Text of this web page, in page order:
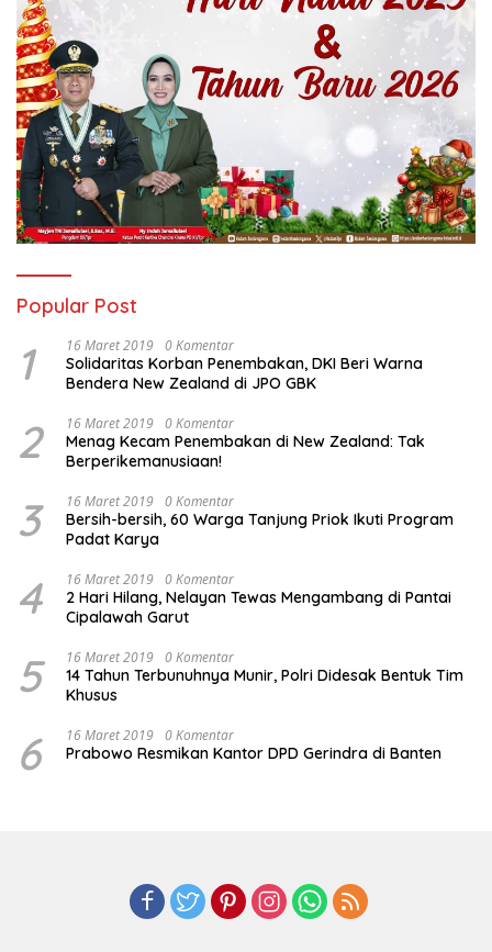
Popular Post
1 16 Maret 2019 0 Komentar
Solidaritas Korban Penembakan, DKI Beri Warna
Bendera New Zealand di JPO GBK
2 16 Maret 2019 0 Komentar
Menag Kecam Penembakan di New Zealand: Tak
Berperikemanusiaan!
3 16 Maret 2019 0 Komentar
Bersih-bersih, 60 Warga Tanjung Priok Ikuti Program
Padat Karya
4 16 Maret 2019 0 Komentar
2 Hari Hilang, Nelayan Tewas Mengambang di Pantai
Cipalawah Garut
5 16 Maret 2019 0 Komentar
14 Tahun Terbunuhnya Munir, Polri Didesak Bentuk Tim
Khusus
6 16 Maret 2019 0 Komentar
Prabowo Resmikan Kantor DPD Gerindra di Banten